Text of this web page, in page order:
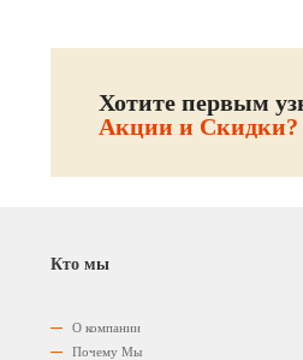
Хотите первым
Акции и Скидки?
Кто мы
О компании
Почему Мы